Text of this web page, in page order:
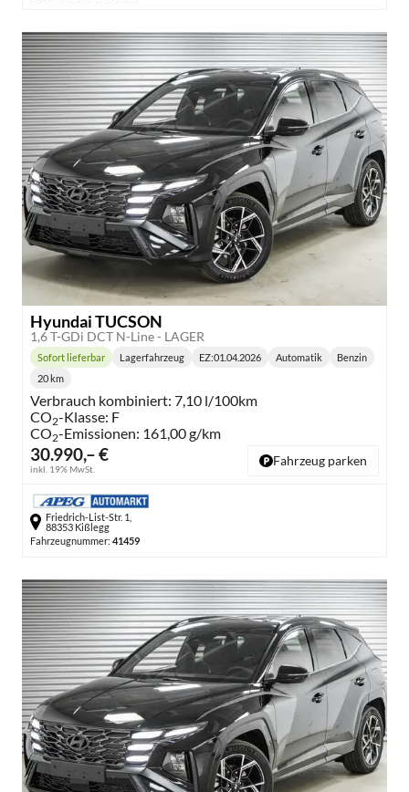
Hyundai TUCSON
1,6 T-GDi DCT N-Line - LAGER
30.990,– €
inkl. 19% MwSt.
Lieferzeit:
Sofort lieferbar Lagerfahrzeug EZ:01.04.2026
Getriebe:
Automatik
Kraftstoff:
Benzin
Kilometerstand:
20 km
Verbrauch kombiniert: 7,10 l/100km
CO2-Klasse: F
CO2-Emissionen: 161,00 g/km
Fahrzeug parken
Friedrich-List-Str. 1,
88353 Kißlegg
Fahrzeugnummer: 41459